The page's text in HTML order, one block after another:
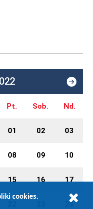
Pt. Sob. Nd.
01 02 03
08 09 10
15 16 17
24
cookies.